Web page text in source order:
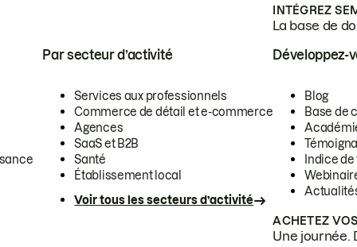
INTÉGREZ
La base de
Par secteur d’activité
Services aux professionnels
Commerce de détail et e-commerce
Agences
SaaS et B2B
Santé
Établissement local
Voir tous les secteurs d’activité
Développez-
Blog
Base de
Indice
ACHETEZ
Une journée.